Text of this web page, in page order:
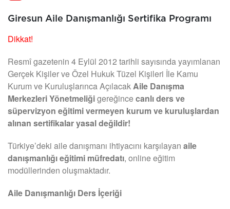
Giresun Aile Danışmanlığı Sertifika Programı
Dikkat!
Resmî gazetenin 4 Eylül 2012 tarihli sayısında yayımlanan
Gerçek Kişiler ve Özel Hukuk Tüzel Kişileri İle Kamu
Kurum ve Kuruluşlarınca AçılacakAile Danışma
Merkezleri Yönetmeliğigereğincecanlı ders ve
süpervizyon eğitimi vermeyen kurum ve kuruluşlardan
alınan sertifikalar yasal değildir!
Türkiye’deki aile danışmanı ihtiyacını karşılayan aile
danışmanlığı eğitimi müfredatı, online eğitim
modüllerinden oluşmaktadır.
Aile Danışmanlığı Ders İçeriği